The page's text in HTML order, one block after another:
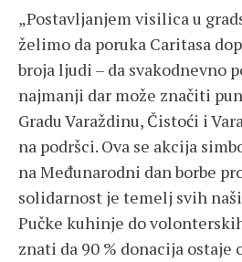
„Postavljanjem visilica u
želimo da poruka Caritasa
broja ljudi – da svakodnevno
najmanji dar može značiti
Gradu Varaždinu, Čistoći i
na podršci. Ova se akcija
na Međunarodni dan borbe
solidarnost je temelj svih
Pučke kuhinje do
znati da 90 % donacija ostaje